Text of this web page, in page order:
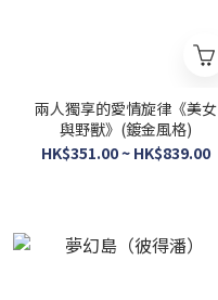
兩人獨享的愛情旋律《美女
與野獸》(鍍金風格)
HK$351.00 ~ HK$839.00